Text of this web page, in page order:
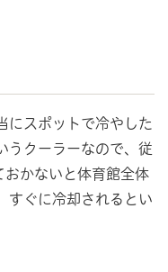
にスポットで冷やした
うクーラーなので、従
おかないと体育館全体
すぐに冷却されるとい